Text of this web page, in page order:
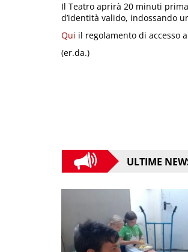
Il Teatro aprirà 20 minuti
d’identità valido, indossando
Qui il regolamento di accesso
(er.da.)
ULTIME